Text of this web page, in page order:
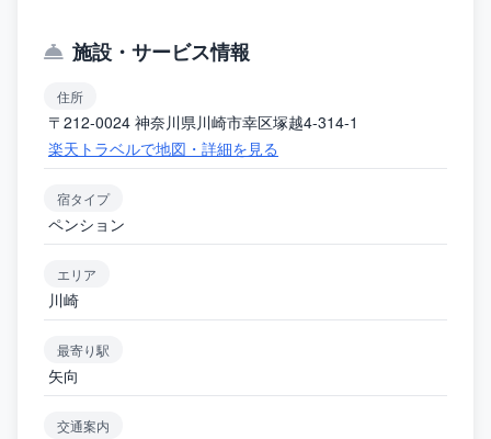
施設・サービス情報
住所
〒212-0024 神奈川県川崎市幸区塚越4-314-1
楽天トラベルで地図・詳細を見る
宿タイプ
ペンション
エリア
川崎
最寄り駅
矢向
交通案内